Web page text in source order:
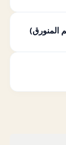
المنورق)